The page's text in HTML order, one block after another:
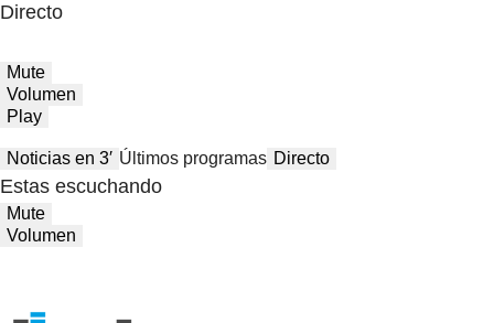
Directo
Mute
Volumen
Play
Noticias en 3′ Últimos programas Directo
Estas escuchando
Mute
Volumen